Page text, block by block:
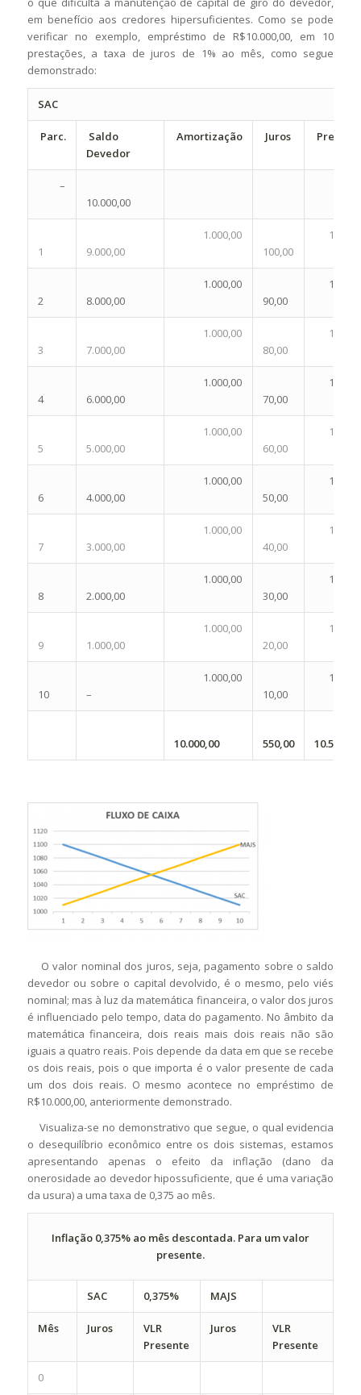
em benefício aos credores hipersuficientes. Como se pode
verificar no exemplo, empréstimo de R$10.000,00, em 10
prestações, a taxa de juros de 1% ao mês, como segue
demonstrado:
SAC
Parc.
Saldo
Devedor
Amortização Juros
–
10.000,00
1 9.000,00
1.000,00
100,00
2 8.000,00
1.000,00
90,00
3 7.000,00
1.000,00
80,00
4 6.000,00
1.000,00
70,00
5 5.000,00
1.000,00
60,00
6 4.000,00
1.000,00
50,00
7 3.000,00
1.000,00
40,00
8 2.000,00
1.000,00
30,00
9 1.000,00
1.000,00
20,00
10 –
1.000,00
10,00
10.000,00 550,00 10.550,00
O valor nominal dos juros, seja, pagamento sobre o saldo
devedor ou sobre o capital devolvido, é o mesmo, pelo viés
nominal; mas à luz da matemática financeira, o valor dos juros
é influenciado pelo tempo, data do pagamento. No âmbito da
matemática financeira, dois reais mais dois reais não são
iguais a quatro reais. Pois depende da data em que se recebe
os dois reais, pois o que importa é o valor presente de cada
um dos dois reais. O mesmo acontece no empréstimo de
R$10.000,00, anteriormente demonstrado.
Visualiza-se no demonstrativo que segue, o qual evidencia
o desequilíbrio econômico entre os dois sistemas, estamos
apresentando apenas o efeito da inflação (dano da
onerosidade ao devedor hipossuficiente, que é uma variação
da usura) a uma taxa de 0,375 ao mês.
Inflação 0,375% ao mês descontada. Para um valor
presente.
SAC 0,375% MAJS
Mês Juros
VLR
Presente
Juros
VLR
Presente
0